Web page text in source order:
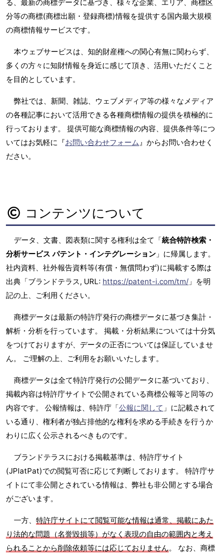
る、最新の商標データに基づき、様々な企業、エリア、商標区
分等の商標(商標出願・登録商標)情報を提供する国内最大規模
の商標情報サービスです。
本ウェブサービスは、知的財産権への関心有無に関わらず、
多くの方々に知財情報を身近に感じて頂き、活用いただくこと
を目的としています。
弊社では、新聞、雑誌、ウェブメディア等の様々なメディア
の各種記事において活用できる各種商標情報の提供を積極的に
行っております。 提供可能な商標情報の内容、提供条件等につ
いてはお気軽に『お問い合わせフォーム』からお問い合わせく
ださい。
コンテンツについて
データ、文書、図表類に関する権利は全て「統合特許検索・
分析サービス パテント・インテグレーション 」に帰属します。
社内資料、社外報告資料等(有償・無償問わず)に掲載する際は
出典「ブランドテラス, URL: https://patent-i.com/tm/ 」を明
記の上、ご利用ください。
商標データは最新の特許庁発行の商標データに基づき集計・
解析・分析を行っています。 掲載・分析結果については十分気
をつけておりますが、データの正否については保証していませ
ん。 ご理解の上、ご利用をお願いいたします。
商標データは全て特許庁発行の公開データに基づいており、
掲載内容は特許庁サイトで公開されている商標公報等と同等の
内容です。 公報情報は、特許庁「公報に関して 」に記載されて
いる通り、権利者が独占排他的な権利を求める手続きを行うか
わりに広く公示されるべきものです。
ブランドテラスにおける掲載基準は、特許庁サイト
(JPlatPat)での閲覧可否に応じて判断しております。 特許庁サ
イトにて非公開とされている情報は、弊社も非公開とする場合
がございます。
一方、 特許庁サイトにて閲覧可能な情報は通常、掲載にあた
り法的な問題（名誉毀損等）がなく表現の自由の範囲内と考え
られることから削除依頼等には応じておりません。 なお、商標